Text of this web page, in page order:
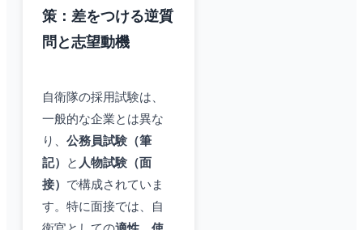
策：差をつける逆質
問と志望動機
自衛隊の採用試験は、
一般的な企業とは異な
り、 公務員試験（筆
記）
と 人物試験（面
接） で構成されていま
す。特に面接では、自